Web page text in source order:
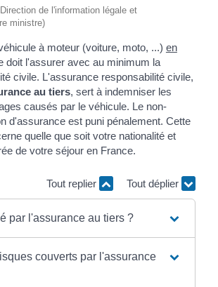
de l'information légale et
ministre)
à moteur (voiture, moto, ...) en
doit l'assurer avec au minimum la
civile. L'assurance responsabilité civile,
au tiers, sert à indemniser les
causés par le véhicule. Le non-
d'assurance est puni pénalement. Cette
quelle que soit votre nationalité et
de votre séjour en France.
Tout replier Tout déplier
par l'assurance au tiers ?
couverts par l'assurance